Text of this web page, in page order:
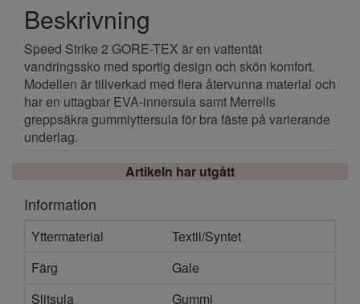
Beskrivning
Speed Strike 2 GORE-TEX är en vattentät
vandringssko med sportig design och skön komfort.
Modellen är tillverkad med flera återvunna material och
har en uttagbar EVA-innersula samt Merrells
greppsäkra gummiyttersula för bra fäste på varierande
underlag.
Artikeln har utgått
Information
Yttermaterial
Textil/Syntet
Färg
Gale
Slitsula
Gummi